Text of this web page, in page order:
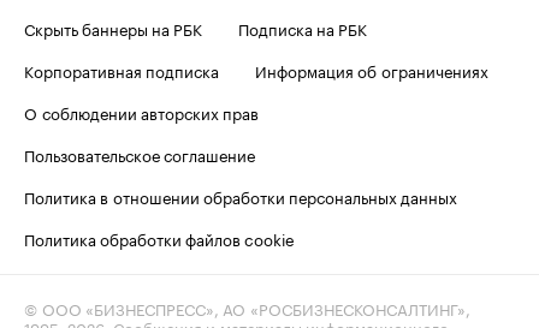
Скрыть баннеры на РБК
Подписка на РБК
Корпоративная подписка
Информация об ограничениях
О соблюдении авторских прав
Пользовательское соглашение
Политика в отношении обработки персональных данных
Политика обработки файлов cookie
© ООО «БИЗНЕСПРЕСС», АО «РОСБИЗНЕСКОНСАЛТИНГ»,